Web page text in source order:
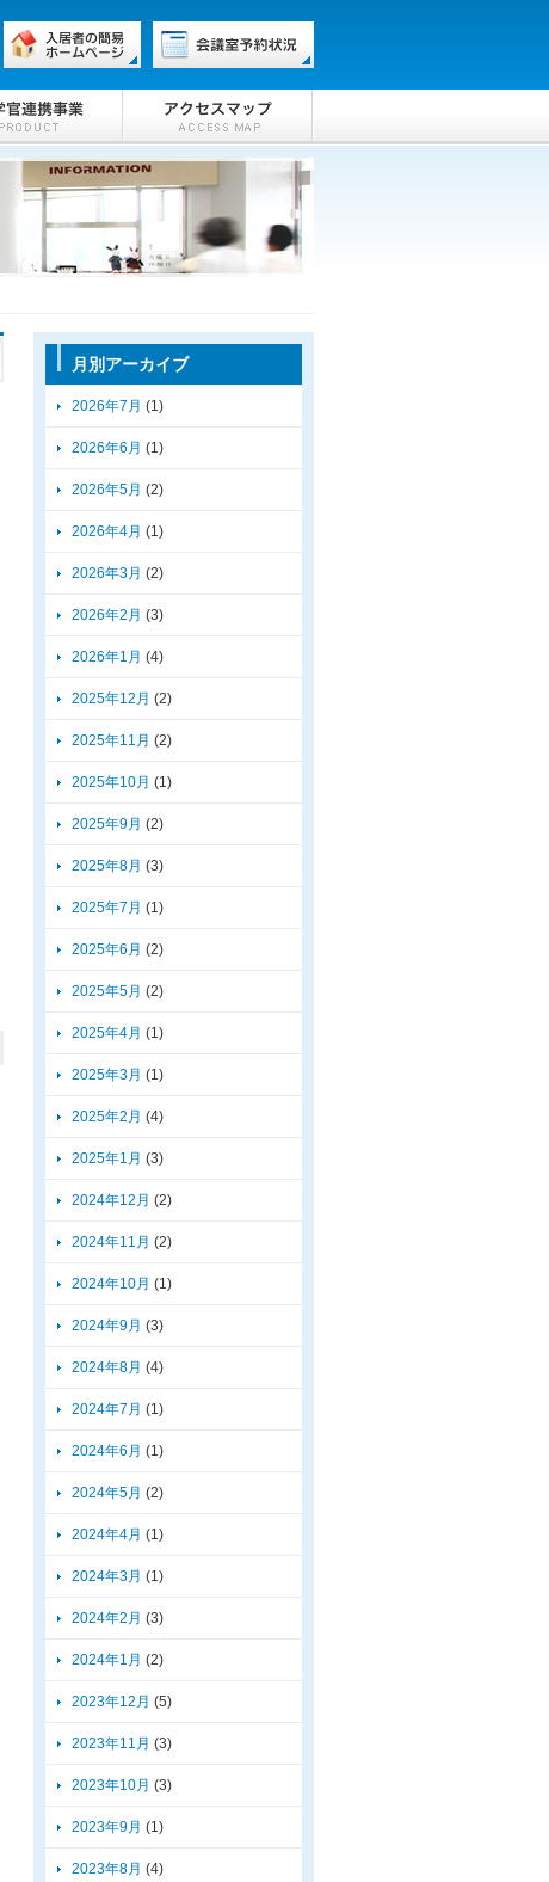
月別アーカイブ
2026年7月 (1)
2026年6月 (1)
2026年5月 (2)
2026年4月 (1)
2026年3月 (2)
2026年2月 (3)
2026年1月 (4)
2025年12月 (2)
2025年11月 (2)
2025年10月 (1)
2025年9月 (2)
2025年8月 (3)
2025年7月 (1)
2025年6月 (2)
2025年5月 (2)
2025年4月 (1)
2025年3月 (1)
2025年2月 (4)
2025年1月 (3)
2024年12月 (2)
2024年11月 (2)
2024年10月 (1)
2024年9月 (3)
2024年8月 (4)
2024年7月 (1)
2024年6月 (1)
2024年5月 (2)
2024年4月 (1)
2024年3月 (1)
2024年2月 (3)
2024年1月 (2)
2023年12月 (5)
2023年11月 (3)
2023年10月 (3)
2023年9月 (1)
2023年8月 (4)